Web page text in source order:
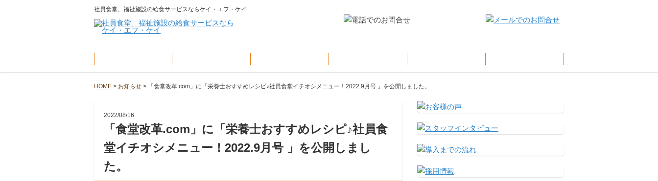
社員食堂、福祉施設の給食サービスならケイ・エフ・ケイ
HOME > お知らせ > 「食堂改革.com」に「栄養士おすすめレシピ♪社員食堂イチオシメニュー！2022.9月号 」を公開しました。
2022/08/16
「食堂改革.com」に「栄養士おすすめレシピ♪社員食
堂イチオシメニュー！2022.9月号 」を公開しまし
た。